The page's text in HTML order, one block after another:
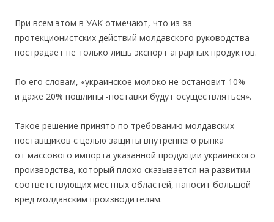
При всем этом в УАК отмечают, что из-за
протекционистских действий молдавского руководства
пострадает не только лишь экспорт аграрных продуктов.
По его словам, «украинское молоко не остановит 10%
и даже 20% пошлины -поставки будут осуществляться».
Такое решение принято по требованию молдавских
поставщиков с целью защиты внутреннего рынка
от массового импорта указанной продукции украинского
производства, который плохо сказывается на развитии
соответствующих местных областей, наносит большой
вред молдавским производителям.